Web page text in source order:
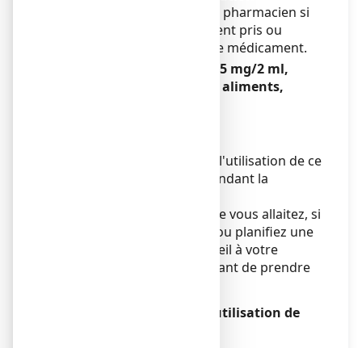
Informez votre médecin ou pharmacien si
vous prenez, avez récemment pris ou
pourriez prendre tout autre médicament.
GRANIONS DE SOUFRE 19,5 mg/2 ml,
solution buvable avec des aliments,
Par mesure de précaution, l'utilisation de ce
médicament est à éviter pendant la
Si vous êtes enceinte ou que vous allaitez, si
vous pensez être enceinte ou planifiez une
grossesse, demandez conseil à votre
médecin ou pharmacien avant de prendre
Conduite de véhicules et utilisation de